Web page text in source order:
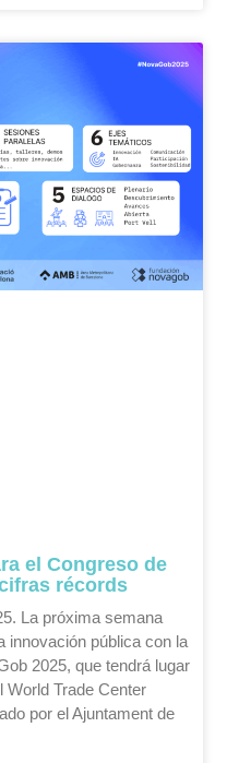
el Congreso de
récords
La próxima semana
innovación pública con la
2025, que tendrá lugar
World Trade Center
por el Ajuntament de